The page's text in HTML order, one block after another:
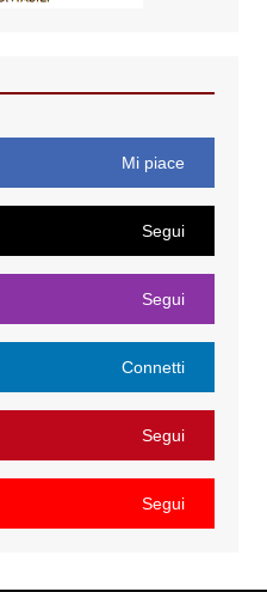
Mi piace
Segui
Segui
Connetti
Segui
Segui